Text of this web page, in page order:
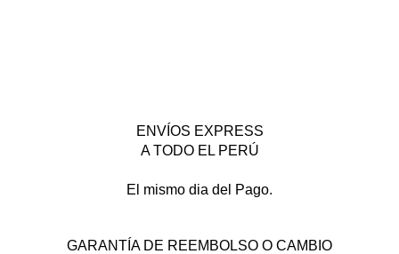
ENVÍOS EXPRESS
A TODO EL PERÚ
El mismo dia del Pago.
GARANTÍA DE REEMBOLSO O CAMBIO